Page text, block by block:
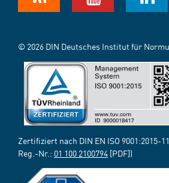
© 2026 DIN Deutsches Institut für
Zertifiziert nach DIN EN ISO 9001:2015-
Reg.-Nr.: 01 100 2100794 [PDF])